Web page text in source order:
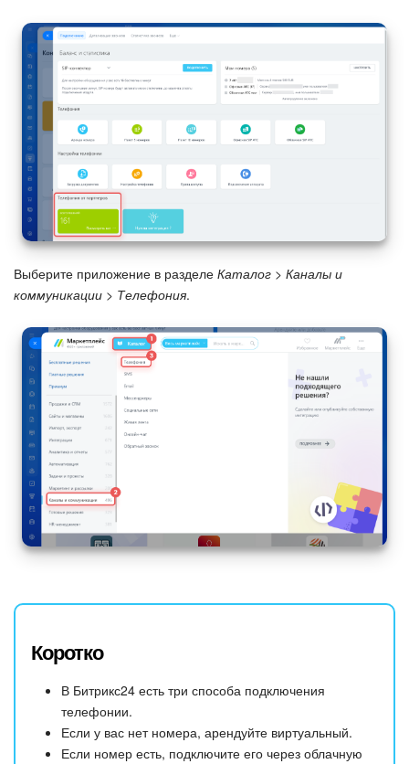
Выберите приложение в разделе Каталог > Каналы и
коммуникации > Телефония.
Коротко
В Битрикс24 есть три способа подключения
телефонии.
Если у вас нет номера, арендуйте виртуальный.
Если номер есть, подключите его через облачную